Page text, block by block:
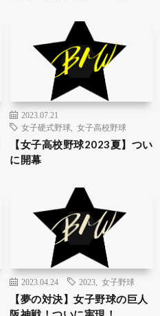
2023.07.21
女子硬式野球
女子高校野球
【女子高校野球2023夏】つい
に開幕
2023.04.24 2023 女子野球
【夢の対決】女子野球の巨人